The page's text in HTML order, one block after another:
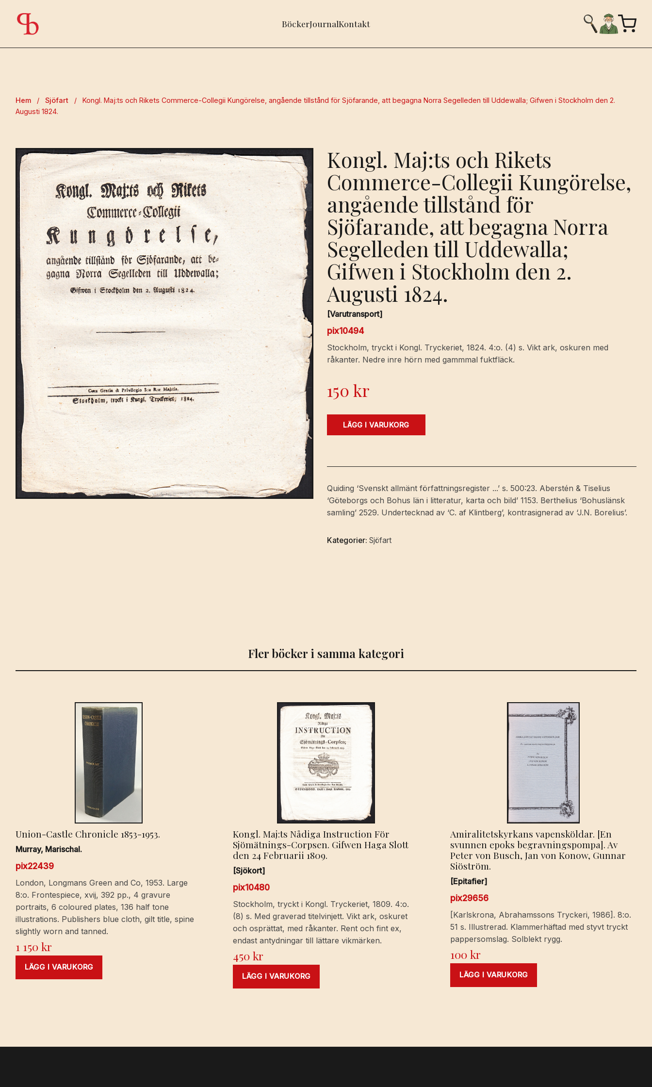
BöckerJournalKontakt
Hem / Sjöfart /
Kongl. Maj:ts och Rikets Commerce-Collegii Kungörelse, angående tillstånd för Sjöfarande, att begagna Norra Segelleden till Uddewalla; Gifwen i Stockholm den 2.
Augusti 1824.
Kongl. Maj:ts och Rikets
Commerce-Collegii Kungörelse,
angående tillstånd för
Sjöfarande, att begagna Norra
Segelleden till Uddewalla;
Gifwen i Stockholm den 2.
Augusti 1824.
[Varutransport]
pix10494
Stockholm, tryckt i Kongl. Tryckeriet, 1824. 4:o. (4) s. Vikt ark, oskuren med
råkanter. Nedre inre hörn med gammmal fuktfläck.
150kr
Kongl.
Commerce-
Kungörelse,
angående
tillstånd
Sjöfarande,
Stockholm
mängd
LÄGG I VARUKORG
Quiding ‘Svenskt allmänt författningsregister ...’ s. 500:23. Aberstén & Tiselius
‘Göteborgs och Bohus län i litteratur, karta och bild’ 1153. Berthelius ‘Bohuslänsk
samling’ 2529. Undertecknad av ‘C. af Klintberg’, kontrasignerad av ‘J.N. Borelius’.
Kategorier: Sjöfart
Fler böcker i samma kategori
Union-Castle Chronicle 1853-1953.
Murray, Marischal.
pix22439
London, Longmans Green and Co, 1953. Large
8:o. Frontespiece, xvij, 392 pp., 4 gravure
portraits, 6 coloured plates, 136 half tone
illustrations. Publishers blue cloth, gilt title, spine
slightly worn and tanned.
1 150kr
LÄGG I VARUKORG
Kongl. Maj:ts Nådiga Instruction För
Sjömätnings-Corpsen. Gifwen Haga Slott
den 24 Februarii 1809.
[Sjökort]
pix10480
Stockholm, tryckt i Kongl. Tryckeriet, 1809. 4:o.
(8) s. Med graverad titelvinjett. Vikt ark, oskuret
och osprättat, med råkanter. Rent och fint ex,
endast antydningar till lättare vikmärken.
450kr
LÄGG I VARUKORG
Amiralitetskyrkans vapensköldar. [En
svunnen epoks begravningspompa]. Av
Peter von Busch, Jan von Konow, Gunnar
Siöström.
[Epitafier]
pix29656
[Karlskrona, Abrahamssons Tryckeri, 1986]. 8:o.
51 s. Illustrerad. Klammerhäftad med styvt tryckt
pappersomslag. Solblekt rygg.
100kr
LÄGG I VARUKORG